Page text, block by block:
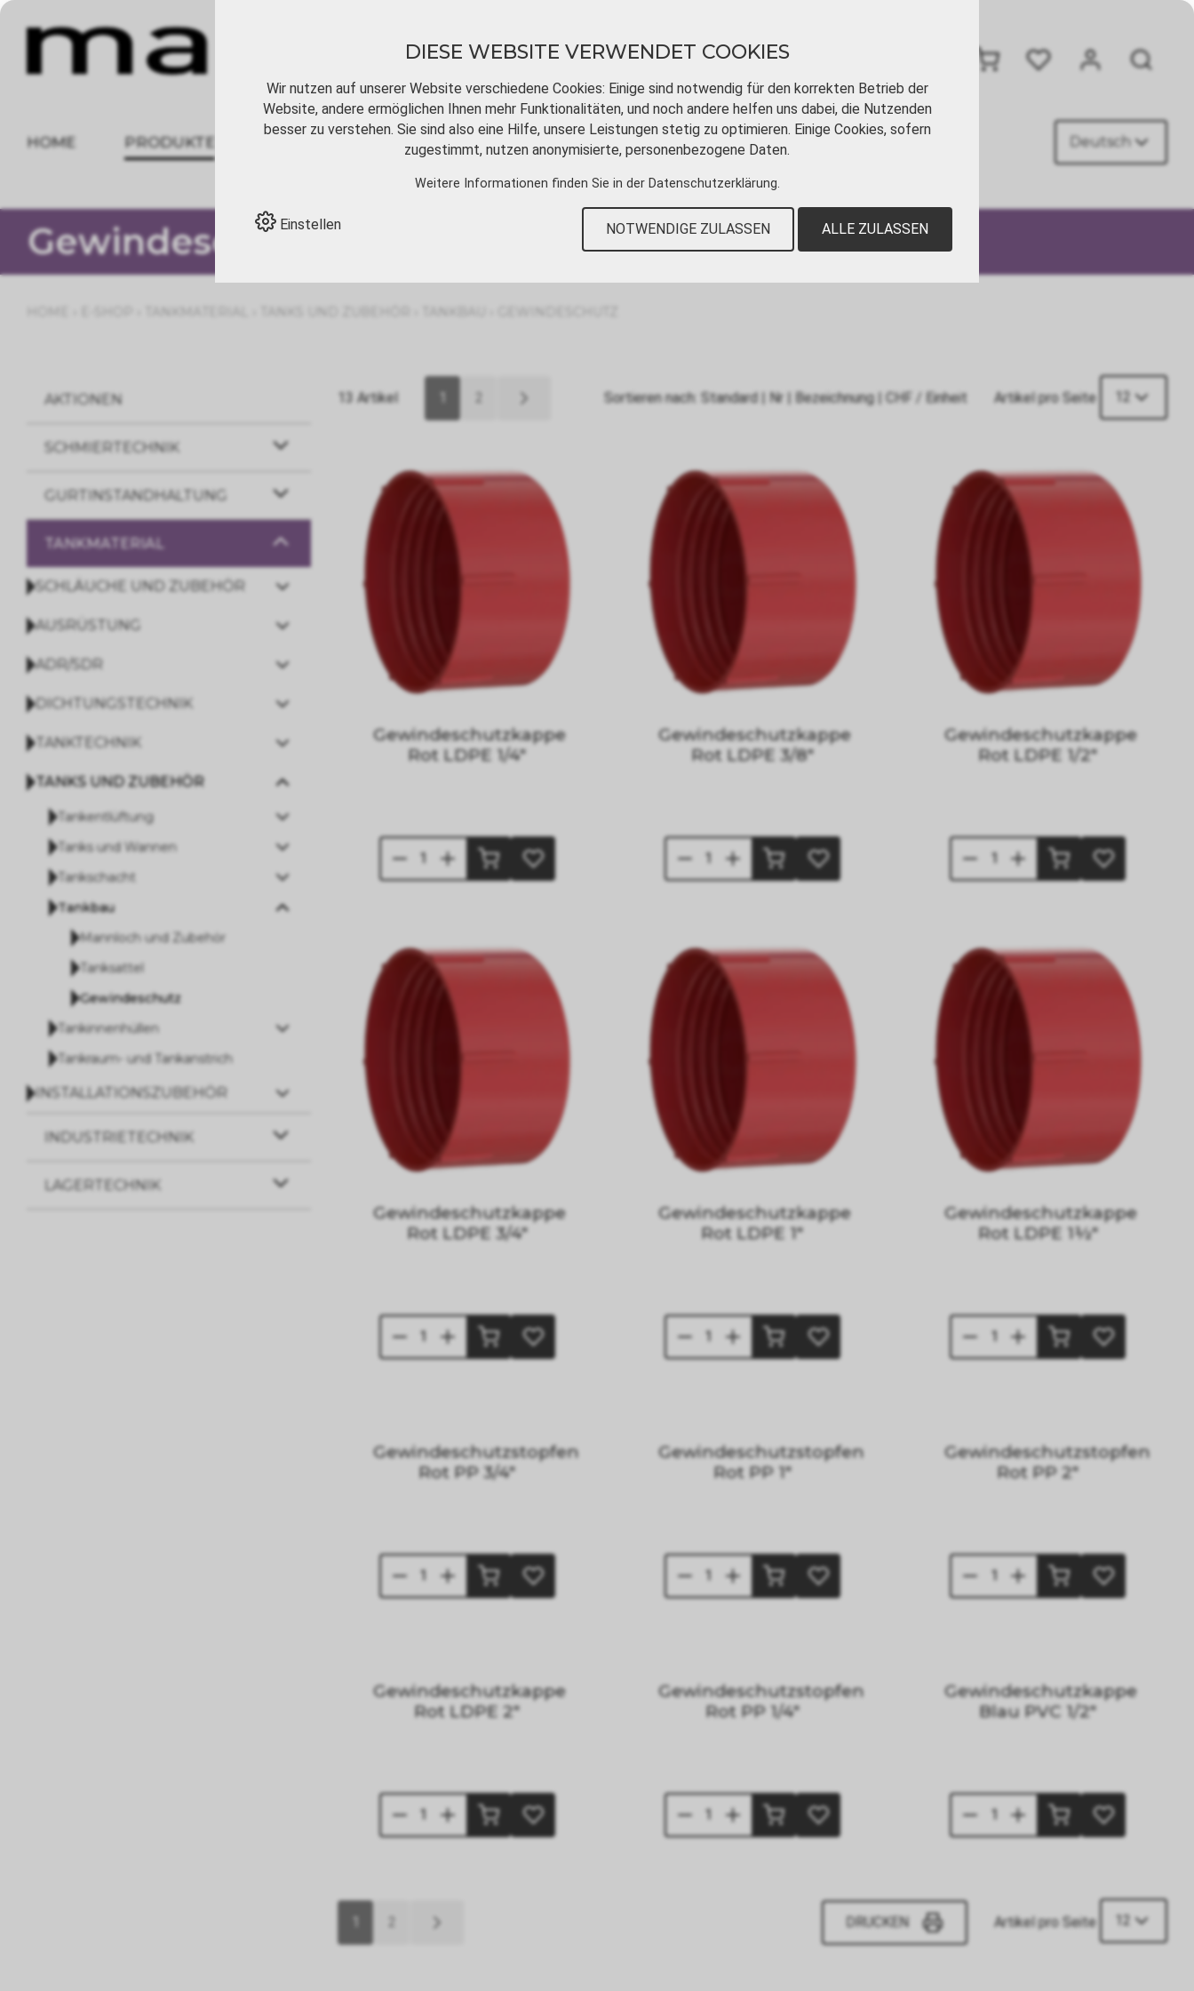
HOME PRODUKTE DOWNLOADS VIDEOTUTORIALS KONTAKT Deutsch
Gewindeschutz
AKTIONEN
SCHMIERTECHNIK
GURTINSTANDHALTUNG
TANKMATERIAL
SCHLÄUCHE UND ZUBEHÖR
AUSRÜSTUNG
ADR/SDR
DICHTUNGSTECHNIK
TANKTECHNIK
TANKS UND ZUBEHÖR
Tankentlüftung
Tanks und Wannen
Tankschacht
Tankbau
Mannloch und Zubehör
Tanksattel
Gewindeschutz
Tankinnenhüllen
Tankraum- und Tankanstrich
INSTALLATIONSZUBEHÖR
INDUSTRIETECHNIK
LAGERTECHNIK
Artikel pro Seite 12
Sortieren nach: Standard | Nr | Bezeichnung| CHF / Einheit
13 Artikel
Gewindeschutzkappe
Rot LDPE 1/4"
Gewindeschutzkappe
Rot LDPE 3/8"
Gewindeschutzkappe
Rot LDPE 1/2"
Gewindeschutzkappe
Rot LDPE 3/4"
Gewindeschutzkappe
Rot LDPE 1"
Gewindeschutzkappe
Rot LDPE 1½"
Gewindeschutzstopfen
Rot PP 3/4"
Gewindeschutzstopfen
Rot PP 1"
Gewindeschutzstopfen
Rot PP 2"
Gewindeschutzkappe
Rot LDPE 2"
Gewindeschutzstopfen
Rot PP 1/4"
Gewindeschutzkappe
Blau PVC 1/2"
Artikel pro Seite 12
DRUCKEN
DIESE WEBSITE VERWENDET COOKIES
Wir nutzen auf unserer Website verschiedene Cookies: Einige sind notwendig für den korrekten Betrieb der
Website, andere ermöglichen Ihnen mehr Funktionalitäten, und noch andere helfen uns dabei, die Nutzenden
besser zu verstehen. Sie sind also eine Hilfe, unsere Leistungen stetig zu optimieren. Einige Cookies, sofern
zugestimmt, nutzen anonymisierte, personenbezogene Daten.
Weitere Informationen finden Sie in der Datenschutzerklärung.
Einstellen NOTWENDIGE ZULASSEN ALLE ZULASSEN